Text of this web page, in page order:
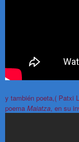
y también poeta,( Patxi
poema Maiatza, en su